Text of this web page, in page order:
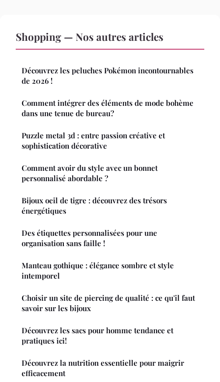
Shopping — Nos autres articles
Découvrez les peluches Pokémon incontournables
de 2026 !
Comment intégrer des éléments de mode bohème
dans une tenue de bureau?
Puzzle metal 3d : entre passion créative et
sophistication décorative
Comment avoir du style avec un bonnet
personnalisé abordable ?
Bijoux oeil de tigre : découvrez des trésors
énergétiques
Des étiquettes personnalisées pour une
organisation sans faille !
Manteau gothique : élégance sombre et style
intemporel
Choisir un site de piercing de qualité : ce qu'il faut
savoir sur les bijoux
Découvrez les sacs pour homme tendance et
pratiques ici!
Découvrez la nutrition essentielle pour maigrir
efficacement